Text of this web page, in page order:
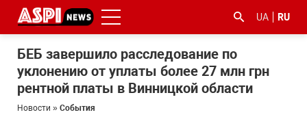
UA RU
БЕБ завершило расследование по
уклонению от уплаты более 27 млн грн
рентной платы в Винницкой области
Новости » События